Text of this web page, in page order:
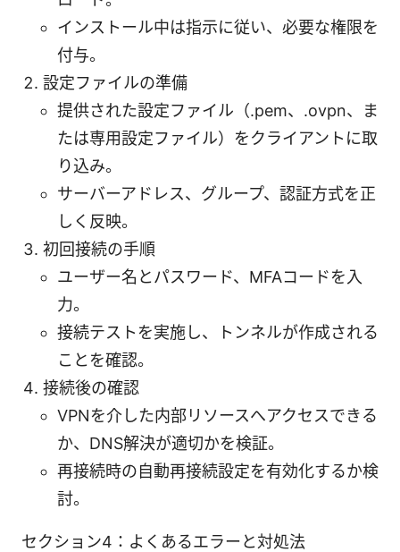
インストール中は指示に従い、必要な権限を
付与。
設定ファイルの準備
提供された設定ファイル（.pem、.ovpn、ま
たは専用設定ファイル）をクライアントに取
り込み。
サーバーアドレス、グループ、認証方式を正
しく反映。
初回接続の手順
ユーザー名とパスワード、MFAコードを入
力。
接続テストを実施し、トンネルが作成される
ことを確認。
接続後の確認
VPNを介した内部リソースへアクセスできる
か、DNS解決が適切かを検証。
再接続時の自動再接続設定を有効化するか検
討。
セクション4：よくあるエラーと対処法